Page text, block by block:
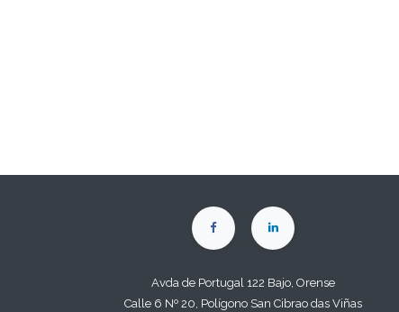
Avda de Portugal 122 Bajo, Orense
Calle 6 Nº 20, Polígono San Cibrao das Viñas